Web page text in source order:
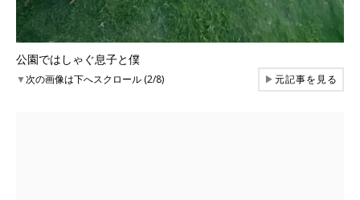
公園ではしゃぐ息子と僕
▼次の画像は下へスクロール (2/8) ▶元記事を見る